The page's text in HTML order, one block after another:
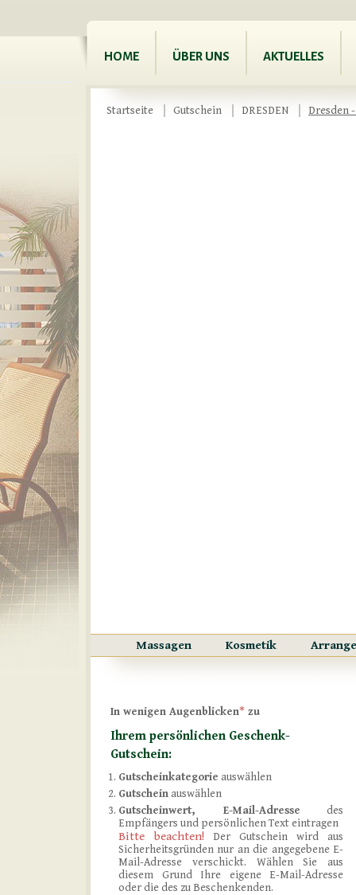
HOME ÜBER UNS AKTUELLES
Startseite Gutschein DRESDEN Dresden
Massagen Kosmetik
In wenigen Augenblicken* zu
Ihrem persönlichen Geschenk-
Gutschein:
Gutscheinkategorie auswählen
Gutscheinauswählen
Gutscheinwert, E-Mail-Adresse des
Empfängers und persönlichen Text eintragen
Bitte beachten! Der Gutschein wird aus
Sicherheitsgründen nur an die angegebene E-
Mail-Adresse verschickt. Wählen Sie aus
diesem Grund Ihre eigene E-Mail-Adresse
oder die des zu Beschenkenden.